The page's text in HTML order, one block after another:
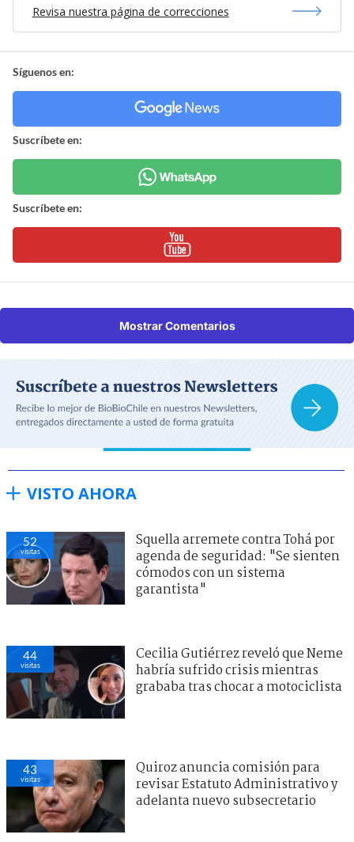
Revisa nuestra página de correcciones
Síguenos en:
Suscríbete en:
Suscríbete en:
Mostrar Comentarios
VISTO AHORA
52
visitas
Squella arremete contra Tohá por
agenda de seguridad: "Se sienten
cómodos con un sistema
garantista"
44
visitas
Cecilia Gutiérrez reveló que Neme
habría sufrido crisis mientras
grababa tras chocar a motociclista
43
visitas
Quiroz anuncia comisión para
revisar Estatuto Administrativo y
adelanta nuevo subsecretario